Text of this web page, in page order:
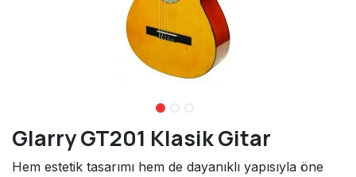
Glarry GT201 Klasik Gitar
Hem estetik tasarımı hem de dayanıklı yapısıyla öne